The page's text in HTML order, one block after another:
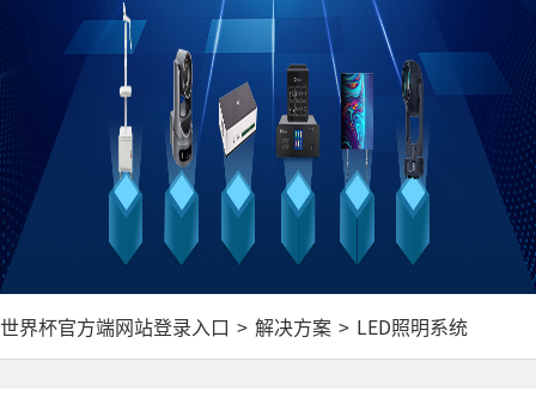
世界杯官方端网站登录入口 > 解决方案 > LED照明系统